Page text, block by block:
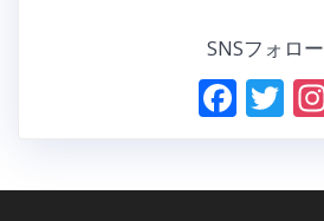
SNSフォロー
F T